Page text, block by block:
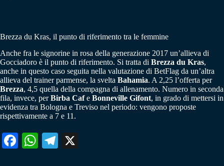
Brezza du Kras, il punto di riferimento tra le femmine
Anche fra le signorine in rosa della generazione 2017 un’allieva di
Gocciadoro è il punto di riferimento. Si tratta di Brezza du Kras,
anche in questo caso seguita nella valutazione di BetFlag da un’altra
allieva del trainer parmense, la svelta Bahamia. A 2,25 l’offerta per
Brezza, 4,5 quella della compagna di allenamento. Numero in seconda
fila, invece, perBirba Cafe Bonneville Gifont, in grado di mettersi in
evidenza tra Bologna e Treviso nel periodo: vengono proposte
rispettivamente a 7 e 11.
Fa W
Te